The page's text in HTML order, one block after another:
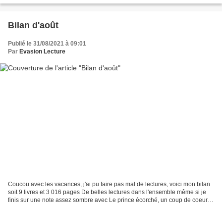
Bilan d'août
Publié le 31/08/2021 à 09:01
Par Evasion Lecture
Coucou avec les vacances, j'ai pu faire pas mal de lectures, voici mon bilan
soit 9 livres et 3 016 pages De belles lectures dans l'ensemble même si je
finis sur une note assez sombre avec Le prince écorché, un coup de coeur